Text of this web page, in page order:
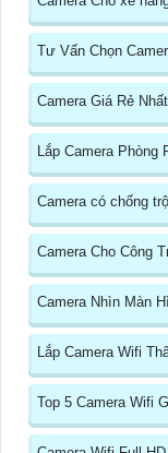
Tư Vấn Chọn
Camera Giá Rẻ Nhất
Lắp Camera Phòng
Camera có chống
Camera Cho Công
Camera Nhìn Màn
Lắp Camera Wifi
Top 5 Camera Wifi